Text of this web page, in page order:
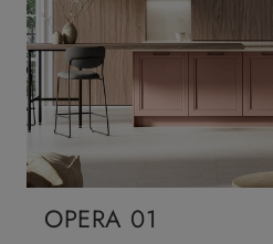
OPERA 01